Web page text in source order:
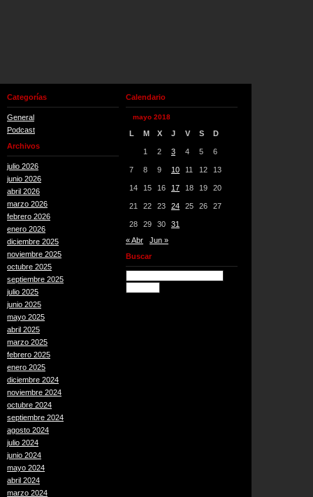
Categorías
General
Podcast
Archivos
julio 2026
junio 2026
abril 2026
marzo 2026
febrero 2026
enero 2026
diciembre 2025
noviembre 2025
octubre 2025
septiembre 2025
julio 2025
junio 2025
mayo 2025
abril 2025
marzo 2025
febrero 2025
enero 2025
diciembre 2024
noviembre 2024
octubre 2024
septiembre 2024
agosto 2024
julio 2024
junio 2024
mayo 2024
abril 2024
marzo 2024
Calendario
mayo 2018
L M X J V S D
1 2 3 4 5 6
7 8 9 10 11 12 13
14 15 16 17 18 19 20
21 22 23 24 25 26 27
28 29 30
31
« Abr
Jun »
Buscar